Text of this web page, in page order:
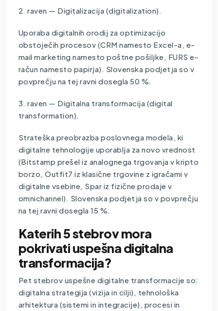
2. raven — Digitalizacija (digitalization).
Uporaba digitalnih orodij za optimizacijo
obstoječih procesov (CRM namesto Excel-a, e-
mail marketing namesto poštne pošiljke, FURS e-
račun namesto papirja). Slovenska podjetja so v
povprečju na tej ravni dosegla 50 %.
3. raven — Digitalna transformacija (digital
transformation).
Strateška preobrazba poslovnega modela, ki
digitalne tehnologije uporablja za novo vrednost
(Bitstamp prešel iz analognega trgovanja v kripto
borzo, Outfit7 iz klasične trgovine z igračami v
digitalne vsebine, Spar iz fizične prodaje v
omnichannel). Slovenska podjetja so v povprečju
na tej ravni dosegla 15 %.
Katerih 5 stebrov mora
pokrivati uspešna digitalna
transformacija?
Pet stebrov uspešne digitalne transformacije so:
digitalna strategija (vizija in cilji), tehnološka
arhitektura (sistemi in integracije), procesi in